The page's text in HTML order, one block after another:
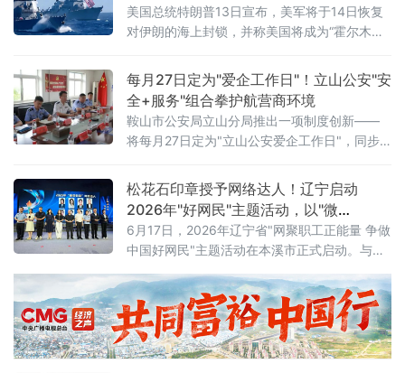
发展、安全、信
美国总统特朗普13日宣布，美军将于14日恢复
对伊朗的海上封锁，并称美国将成为“霍尔木兹
取20%的费用。美军中央司令部随后确认，封
锁行动将于美国东部时间14日16时（伊朗当地
时间14日23时30分）正式启动。这意味着美伊
两国总统6月17日远程签署的谅解备忘录，在生
效不到一个月后即告名存实亡。从“停火”到“重
每月27日定为"爱企工作日"！立山公安"安
全+服务"组合拳护航营商环境
鞍山市公安局立山分局推出一项制度创新——
将每月27日定为"立山公安爱企工作日"，同步
重点企业开展安全警示教育、专项培训及实战
化应急演练，以"无事不扰、有求必应"为原则，
探索警企联动服务营商环境新路径。鞍山水文
局、鞍山市第八中学、冀东水泥、交运旅游汽
车有限公司、红旗大酒店等20余家企业单位代
表参加活动。安全
松花石印章授予网络达人！辽宁启动
2026年"好网民"主题活动，以"微
光"聚"火炬"
6月17日，2026年辽宁省"网聚职工正能量 争做
中国好网民"主题活动在本溪市正式启动。与以
誉印章，成为全场焦点——它被授予辽宁省
2025年最受欢迎网络达人，以此表彰长期深耕
网络阵地、持续输出主流正向声音的优秀创作
者。活动以"微光成炬 清朗同行"为主题，由辽